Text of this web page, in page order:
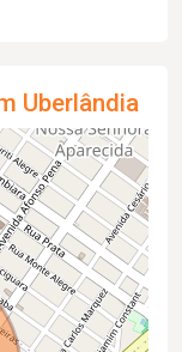
Uberlândia